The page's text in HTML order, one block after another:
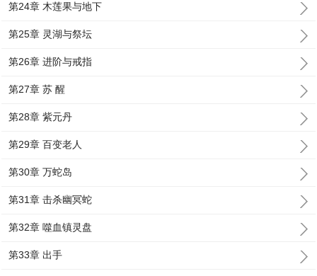
第24章 木莲果与地下
第25章 灵湖与祭坛
第26章 进阶与戒指
第27章 苏 醒
第28章 紫元丹
第29章 百变老人
第30章 万蛇岛
第31章 击杀幽冥蛇
第32章 噬血镇灵盘
第33章 出手